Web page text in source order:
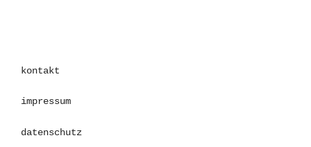
kontakt
impressum
datenschutz